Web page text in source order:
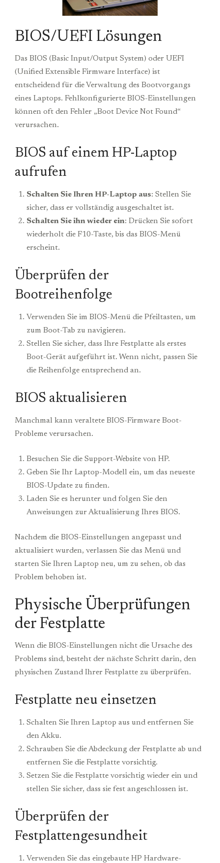
BIOS/UEFI Lösungen
Das BIOS (Basic Input/Output System) oder UEFI
(Unified Extensible Firmware Interface) ist
entscheidend für die Verwaltung des Bootvorgangs
eines Laptops. Fehlkonfigurierte BIOS-Einstellungen
können oft den Fehler „Boot Device Not Found“
verursachen.
BIOS auf einem HP-Laptop
aufrufen
Schalten Sie Ihren HP-Laptop aus: Stellen Sie
sicher, dass er vollständig ausgeschaltet ist.
Schalten Sie ihn wieder ein: Drücken Sie sofort
wiederholt die F10-Taste, bis das BIOS-Menü
erscheint.
Überprüfen der
Bootreihenfolge
Verwenden Sie im BIOS-Menü die Pfeiltasten, um
zum Boot-Tab zu navigieren.
Stellen Sie sicher, dass Ihre Festplatte als erstes
Boot-Gerät aufgeführt ist. Wenn nicht, passen Sie
die Reihenfolge entsprechend an.
BIOS aktualisieren
Manchmal kann veraltete BIOS-Firmware Boot-
Probleme verursachen.
Besuchen Sie die Support-Website von HP.
Geben Sie Ihr Laptop-Modell ein, um das neueste
BIOS-Update zu finden.
Laden Sie es herunter und folgen Sie den
Anweisungen zur Aktualisierung Ihres BIOS.
Nachdem die BIOS-Einstellungen angepasst und
aktualisiert wurden, verlassen Sie das Menü und
starten Sie Ihren Laptop neu, um zu sehen, ob das
Problem behoben ist.
Physische Überprüfungen
der Festplatte
Wenn die BIOS-Einstellungen nicht die Ursache des
Problems sind, besteht der nächste Schritt darin, den
physischen Zustand Ihrer Festplatte zu überprüfen.
Festplatte neu einsetzen
Schalten Sie Ihren Laptop aus und entfernen Sie
den Akku.
Schrauben Sie die Abdeckung der Festplatte ab und
entfernen Sie die Festplatte vorsichtig.
Setzen Sie die Festplatte vorsichtig wieder ein und
stellen Sie sicher, dass sie fest angeschlossen ist.
Überprüfen der
Festplattengesundheit
Verwenden Sie das eingebaute HP Hardware-